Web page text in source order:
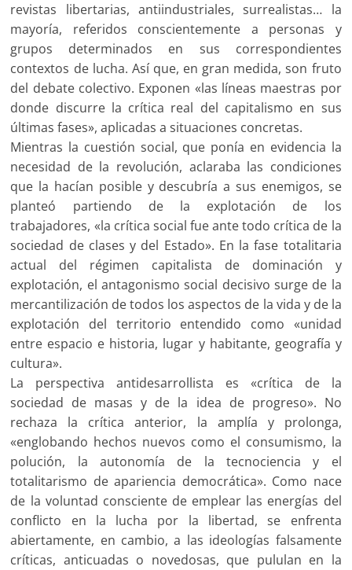
revistas libertarias, antiindustriales, surrealistas… la
mayoría, referidos conscientemente a personas y
grupos determinados en sus correspondientes
contextos de lucha. Así que, en gran medida, son fruto
del debate colectivo. Exponen «las líneas maestras por
donde discurre la crítica real del capitalismo en sus
últimas fases», aplicadas a situaciones concretas.
Mientras la cuestión social, que ponía en evidencia la
necesidad de la revolución, aclaraba las condiciones
que la hacían posible y descubría a sus enemigos, se
planteó partiendo de la explotación de los
trabajadores, «la crítica social fue ante todo crítica de la
sociedad de clases y del Estado». En la fase totalitaria
actual del régimen capitalista de dominación y
explotación, el antagonismo social decisivo surge de la
mercantilización de todos los aspectos de la vida y de la
explotación del territorio entendido como «unidad
entre espacio e historia, lugar y habitante, geografía y
cultura».
La perspectiva antidesarrollista es «crítica de la
sociedad de masas y de la idea de progreso». No
rechaza la crítica anterior, la amplía y prolonga,
«englobando hechos nuevos como el consumismo, la
polución, la autonomía de la tecnociencia y el
totalitarismo de apariencia democrática». Como nace
de la voluntad consciente de emplear las energías del
conflicto en la lucha por la libertad, se enfrenta
abiertamente, en cambio, a las ideologías falsamente
críticas, anticuadas o novedosas, que pululan en la